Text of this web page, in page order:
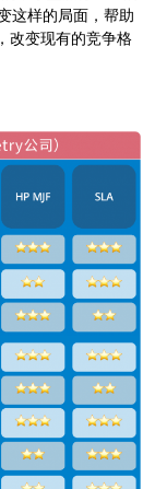
这样的局面，帮助
改变现有的竞争格